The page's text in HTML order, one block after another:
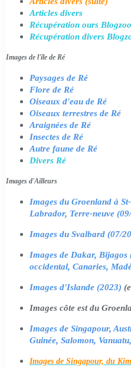
Articles divers
Récupération ours
Récupération divers
Images de l'île de Ré
Paysages de Ré
Flore de Ré
Oiseaux d'eau de Ré
Oiseaux terrestres de Ré
Araignées de Ré
Insectes de Ré
Autre faune de Ré
Divers Ré
Images d'Ailleurs
Images du Groenland à
Labrador, Terre-neuve
Images du Svalbard (07/
Images de Dakar, Bijagos
occidental, Canaries,
Images d'Islande (2023)
Images côte est du
Images de Singapour,
Guinée, Salomon,
Images de Singapour, du